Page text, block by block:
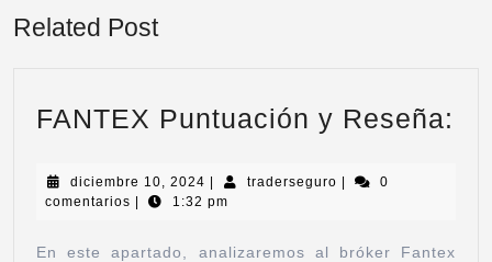
Related Post
FANTEX Puntuación y Reseña:
diciembre 10, 2024 | traderseguro |
0
comentarios | 1:32 pm
En este apartado, analizaremos al bróker Fantex